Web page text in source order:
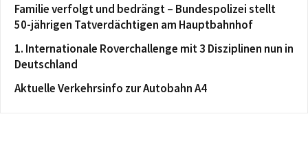
Familie verfolgt und bedrängt – Bundespolizei stellt
50-jährigen Tatverdächtigen am Hauptbahnhof
1. Internationale Roverchallenge mit 3 Disziplinen nun in
Deutschland
Aktuelle Verkehrsinfo zur Autobahn A4